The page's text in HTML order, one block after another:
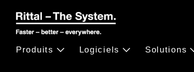
Produits Logiciels Solutions